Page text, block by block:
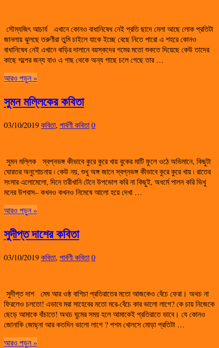
সৌম্যজিৎ আচার্য এখানে কোনও বাধানিষেধ নেই প্রতি ছাদে মেলা আছে লোক প্রতিটা
জানলায় ঝুলছে তরুণীরা তুমি চাইলে যাকে ইচ্ছে বেছে নিতে পারো এ শহরে কোনও
বাধানিষেধ নেই এখানে বাড়ির দালানে বয়স্কদের গমের মতো শুকতে দিয়েছে কেউ তাদের
কাছে গল্পের জন্য যাও এ গাছ থেকে অন্য গাছে চলে গেছে তার …
আরও পড়ুন »
সুমন মল্লিকের কবিতা
03/10/2019কবিতা, পার্বণী কবিতা0
সুমন মল্লিক স্বপ্নভঙ্গ কীভাবে কুরে কুরে খায় বুকের মাটি ফুলে ওঠে অভিমানে, কিছুটা
ঘোরতর অনুশোচনায় ৷ কেউ নয়, শুধু অঙ্গ জানে স্বপ্নভঙ্গ কীভাবে কুরে কুরে খায় ৷ রাতের
সংসার এলোমেলো, দিনে তরীখানি টেনে উপভোগ করি না কিছুই, অধর্মে পালন করি ভিখু
মনের উপবাস– কখনও কখনও নিমেষে আলো হয়ে দেখা …
আরও পড়ুন »
সুদীপ্ত দাশের কবিতা
03/10/2019কবিতা, পার্বণী কবিতা0
সুদীপ্ত দাশ মেঘ আর ওষ্ঠ বাগিচা প্রতিরাতের মতো আজকেও বেঁচে ফেরা। অথচ না
ফিরলেও চলতো! এভাবে মরা সাহেবের মতো মরে-বেঁচে কার ভালো লাগে? কে চায় নিজেকে
ছেড়ে আমাকে বাঁচাতে! অথচ ঘুমের সময় হলে আমাকেই প্রতিরাতে ভাবে। যে কোনও
জোনাকি জোছ্না আর কতদিন ভালো লাগে ? পশম খোলসে মোড়া প্রতিটা …
আরও পড়ুন »